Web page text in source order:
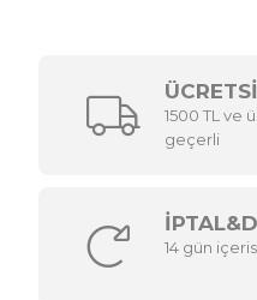
1500 TL ve
geçerli
14 gün